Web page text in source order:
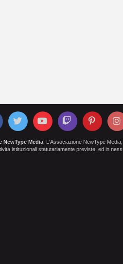
NewType Media. L'Associazione NewType
istituzionali statutariamente previste, ed in